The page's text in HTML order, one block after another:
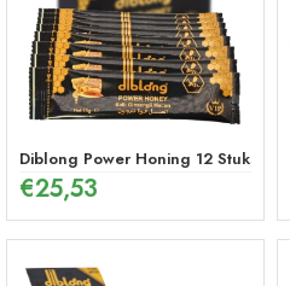
Diblong Power Honing 12 Stuks
€25,53